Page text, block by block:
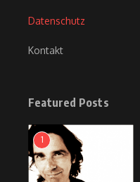
Datenschutz
Kontakt
Featured Posts
1